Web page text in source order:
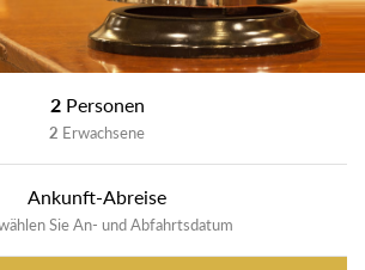
2 Personen
2 Erwachsene
Ankunft-Abreise
Sie An- und Abfahrtsdatum